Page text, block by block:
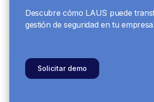
Descubre cómo LAUS puede
gestión de seguridad en tu empresa.
Solicitar demo